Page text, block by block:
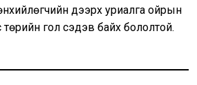
дээрх уриалга ойрын
төрийн гол сэдэв байх бололтой.